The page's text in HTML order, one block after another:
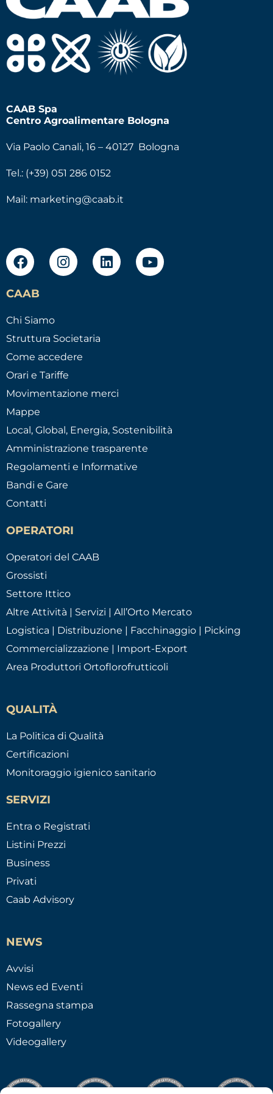
CAAB Spa
Centro Agroalimentare Bologna
Via Paolo Canali, 16 – 40127 Bologna
Tel.: (+39) 051 286 0152
Mail: marketing@caab.it
CAAB
Chi Siamo
Struttura Societaria
Come accedere
Orari e Tariffe
Movimentazione merci
Mappe
Local, Global, Energia, Sostenibilità
Amministrazione trasparente
Regolamenti e Informative
Bandi e Gare
Contatti
OPERATORI
Operatori del CAAB
Grossisti
Settore Ittico
Altre Attività | Servizi | All’Orto Mercato
Logistica | Distribuzione | Facchinaggio | Picking
Commercializzazione | Import-Export
Area Produttori Ortoflorofrutticoli
QUALITÀ
La Politica di Qualità
Certificazioni
Monitoraggio igienico sanitario
SERVIZI
Entra o Registrati
Listini Prezzi
Business
Privati
Caab Advisory
NEWS
Avvisi
News ed Eventi
Rassegna stampa
Fotogallery
Videogallery